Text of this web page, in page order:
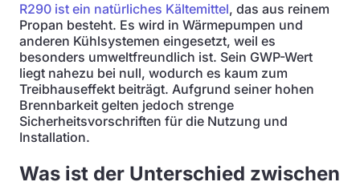
R290 ist ein natürliches Kältemittel, das aus reinem
Propan besteht. Es wird in Wärmepumpen und
anderen Kühlsystemen eingesetzt, weil es
besonders umweltfreundlich ist. Sein GWP-Wert
liegt nahezu bei null, wodurch es kaum zum
Treibhauseffekt beiträgt. Aufgrund seiner hohen
Brennbarkeit gelten jedoch strenge
Sicherheitsvorschriften für die Nutzung und
Installation.
Was ist der Unterschied zwischen